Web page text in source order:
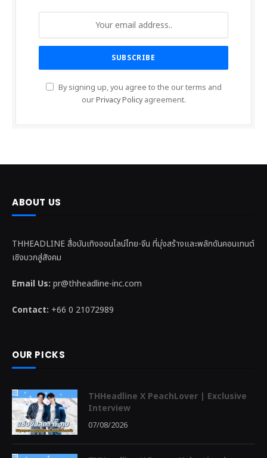
By signing up, you agree to the our terms and
ourPrivacy Policyagreement.
ABOUT US
THHEADLINE สื่อบันเทิงออนไลน์ไทย-จีน ที่มุ่งสร้างและพลักดันคอนเทนต์
เชิงบวกสู่สังคม
Email Us: pr@thheadline-inc.com
Contact: +66 0 21072989
OUR PICKS
THHeadline X PeachLover | Exclusive
Interview
07/08/2026